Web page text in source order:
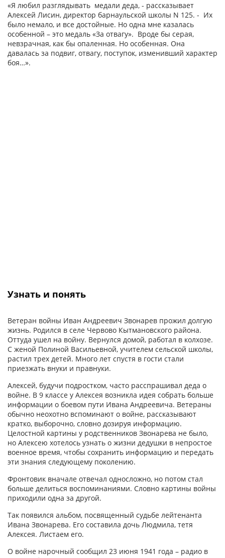
«Я любил разглядывать медали деда, - рассказывает
Алексей Лисин, директор барнаульской школы N 125. - Их
было немало, и все достойные. Но одна мне казалась
особенной – это медаль «За отвагу». Вроде бы серая,
невзрачная, как бы опаленная. Но особенная. Она
давалась за подвиг, отвагу, поступок, изменивший характер
боя…».
Узнать и понять
Ветеран войны Иван Андреевич Звонарев прожил долгую
жизнь. Родился в селе Червово Кытмановского района.
Оттуда ушел на войну. Вернулся домой, работал в колхозе.
С женой Полиной Васильевной, учителем сельской школы,
растил трех детей. Много лет спустя в гости стали
приезжать внуки и правнуки.
Алексей, будучи подростком, часто расспрашивал деда о
войне. В 9 классе у Алексея возникла идея собрать больше
информации о боевом пути Ивана Андреевича. Ветераны
обычно неохотно вспоминают о войне, рассказывают
кратко, выборочно, словно дозируя информацию.
Целостной картины у родственников Звонарева не было,
но Алексею хотелось узнать о жизни дедушки в непростое
военное время, чтобы сохранить информацию и передать
эти знания следующему поколению.
Фронтовик вначале отвечал односложно, но потом стал
больше делиться воспоминаниями. Словно картины войны
приходили одна за другой.
Так появился альбом, посвященный судьбе лейтенанта
Ивана Звонарева. Его составила дочь Людмила, тетя
Алексея. Листаем его.
О войне нарочный сообщил 23 июня 1941 года – радио в